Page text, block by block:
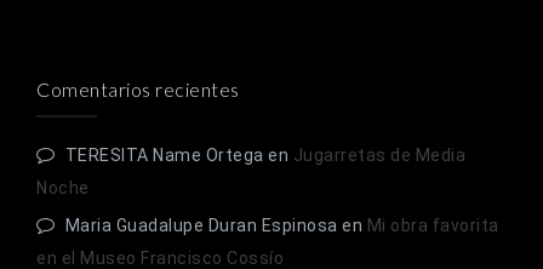
Comentarios recientes
TERESITA Name Ortega en Jugarretas de Media
Noche
Maria Guadalupe Duran Espinosa en Mi obra favorita
en el Museo Francisco Cossío